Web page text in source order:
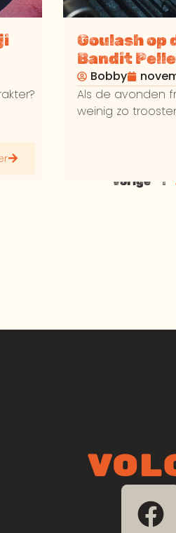
Goulash op
Bandit
Bobby
Als de avonden
weinig zo
Vorige 1